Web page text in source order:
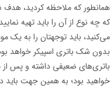
همانطور که ملاحظه کردید،
که چه نوع از آن را باید تهیه
می‌کنید، باید توجهتان را به
بدون شک باتری اسپیکر خواهد
باتری‌های ضعیفی داشته و پس از
خواهید بود؛ به همین جهت باید